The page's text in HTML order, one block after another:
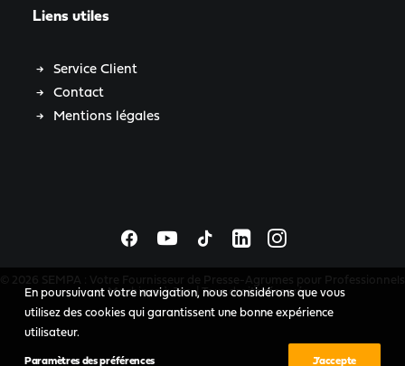
Liens utiles
Service Client
Contact
Mentions légales
et Machines à Jus. | Tous droits réservés.
En poursuivant votre navigation, nous considérons que vous
utilisez des cookies qui garantissent une bonne expérience
utilisateur.
Paramètres des préférences J’accepte